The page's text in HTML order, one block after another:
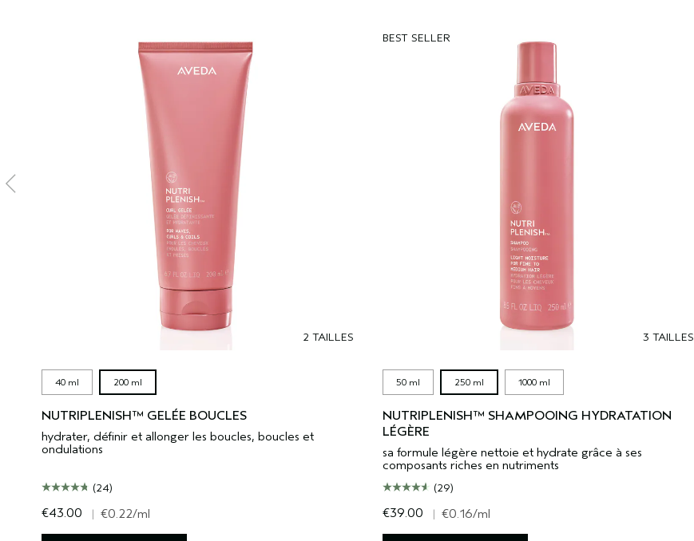
2 TAILLES
40 ml 200 ml
NUTRIPLENISH™ GELÉE BOUCLES
hydrater, définir et allonger les boucles, boucles et
ondulations
(24)
€43.00 | €0.22/ml
BEST SELLER
3 TAILLES
50 ml 250 ml 1000 ml
NUTRIPLENISH™ SHAMPOOING HYDRATATION
LÉGÈRE
sa formule légère nettoie et hydrate grâce à ses
composants riches en nutriments
(29)
€39.00 | €0.16/ml